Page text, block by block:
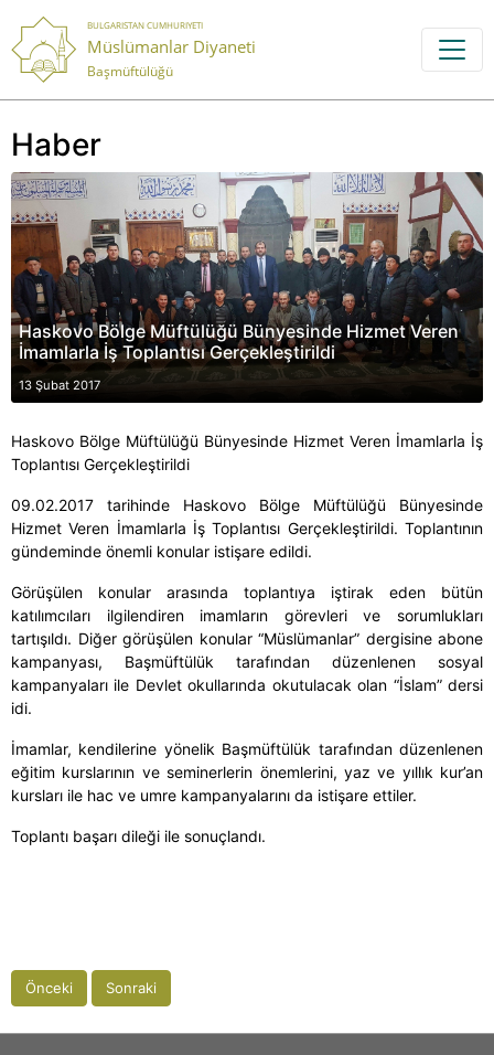
BULGARISTAN CUMHURIYETI
Müslümanlar Diyaneti
Başmüftülüğü
Haber
Haskovo Bölge Müftülüğü Bünyesinde Hizmet Veren
İmamlarla İş Toplantısı Gerçekleştirildi
13 Şubat 2017
Haskovo Bölge Müftülüğü Bünyesinde Hizmet Veren İmamlarla İş
Toplantısı Gerçekleştirildi
09.02.2017 tarihinde Haskovo Bölge Müftülüğü Bünyesinde
Hizmet Veren İmamlarla İş Toplantısı Gerçekleştirildi. Toplantının
gündeminde önemli konular istişare edildi.
Görüşülen konular arasında toplantıya iştirak eden bütün
katılımcıları ilgilendiren imamların görevleri ve sorumlukları
tartışıldı. Diğer görüşülen konular “Müslümanlar” dergisine abone
kampanyası, Başmüftülük tarafından düzenlenen sosyal
kampanyaları ile Devlet okullarında okutulacak olan “İslam” dersi
idi.
İmamlar, kendilerine yönelik Başmüftülük tarafından düzenlenen
eğitim kurslarının ve seminerlerin önemlerini, yaz ve yıllık kur’an
kursları ile hac ve umre kampanyalarını da istişare ettiler.
Toplantı başarı dileği ile sonuçlandı.
Önceki Sonraki